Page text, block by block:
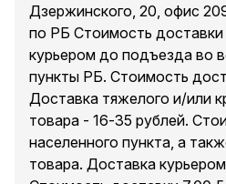
Дзержинского, 20, офис
по РБ Стоимость доставки
курьером до подъезда во
пункты РБ. Стоимость
Доставка тяжелого и/или
товара - 16-35 рублей.
населенного пункта, а
товара. Доставка